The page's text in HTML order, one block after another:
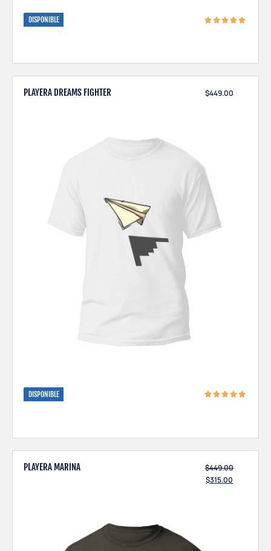
DISPONIBLE
PLAYERA DREAMS FIGHTER $449.00
DISPONIBLE
PLAYERA MARINA $449.00
$315.00